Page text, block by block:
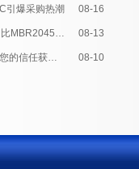
引爆采购热潮 08-16
【ASEMI】MBR2045FCT只比MBR2045CT多了一块塑封黑胶，竟让生产 08-13
肖特基二极管MBR30150 让您的信任获得大回报 08-10